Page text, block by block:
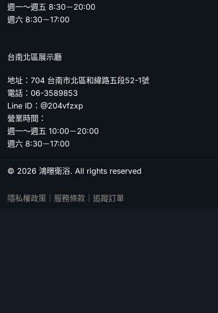
週一～週五 8:30－20:00
週六 8:30－17:00
台南北區展示廳
地址：704 台南市北區和緯路五段52-1號
電話：06-3589853
Line ID：@204vfzxp
營業時間：
週一～週五 10:00－20:00
週六 8:30－17:00
© 2026 鴻暻衛浴. All rights reserved
隱私權政策 服務條款 追蹤訂單